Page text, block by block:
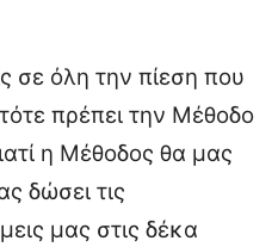
σε όλη την πίεση που
πρέπει την Μέθοδο
η Μέθοδος θα μας
δώσει τις
μας στις δέκα